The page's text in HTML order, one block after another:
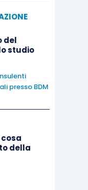
del
studio
presso BDM
della